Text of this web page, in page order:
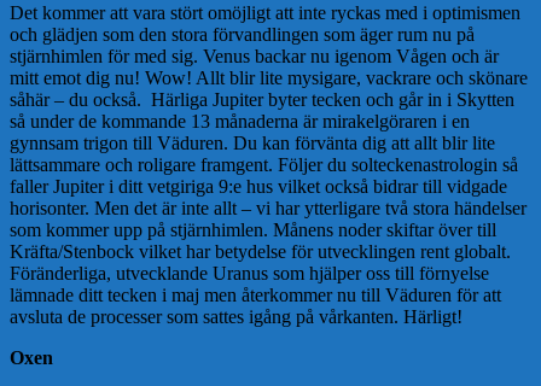
Det kommer att vara stört omöjligt att inte ryckas med i optimismen
och glädjen som den stora förvandlingen som äger rum nu på
stjärnhimlen för med sig. Venus backar nu igenom Vågen och är
mitt emot dig nu! Wow! Allt blir lite mysigare, vackrare och skönare
såhär – du också. Härliga Jupiter byter tecken och går in i Skytten
så under de kommande 13 månaderna är mirakelgöraren i en
gynnsam trigon till Väduren. Du kan förvänta dig att allt blir lite
lättsammare och roligare framgent. Följer du solteckenastrologin så
faller Jupiter i ditt vetgiriga 9:e hus vilket också bidrar till vidgade
horisonter. Men det är inte allt – vi har ytterligare två stora händelser
som kommer upp på stjärnhimlen. Månens noder skiftar över till
Kräfta/Stenbock vilket har betydelse för utvecklingen rent globalt.
Föränderliga, utvecklande Uranus som hjälper oss till förnyelse
lämnade ditt tecken i maj men återkommer nu till Väduren för att
avsluta de processer som sattes igång på vårkanten. Härligt!
Oxen